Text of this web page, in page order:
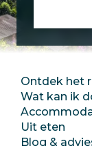
Ontdek het
Wat kan ik
Uit eten
Blog &